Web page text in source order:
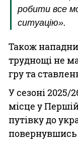
робити все
ситуацію».
Також
труднощі не
гру та
У сезоні 2025/
місце у
путівку до
повернувшись